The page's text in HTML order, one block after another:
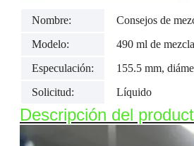
Nombre:
Consejos de
Modelo:
490 ml de
Especulación:
155.5 mm,
Solicitud:
Líquido
Descripción del